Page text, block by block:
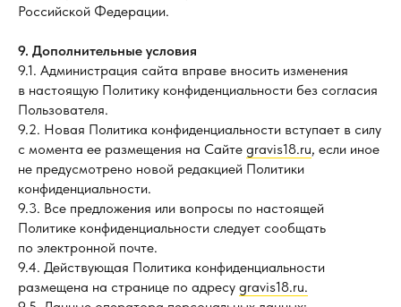
Российской Федерации.
9. Дополнительные условия
9.1. Администрация сайта вправе вносить изменения
в настоящую Политику конфиденциальности без согласия
Пользователя.
9.2. Новая Политика конфиденциальности вступает в силу
с момента ее размещения на Сайте gravis18.ru, если иное
не предусмотрено новой редакцией Политики
конфиденциальности.
9.3. Все предложения или вопросы по настоящей
Политике конфиденциальности следует сообщать
по электронной почте.
9.4. Действующая Политика конфиденциальности
размещена на странице по адресу gravis18.ru.